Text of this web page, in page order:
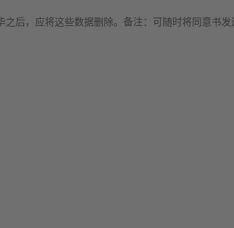
后，应将这些数据删除。备注：可随时将同意书